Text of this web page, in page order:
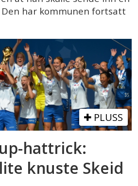
Den har kommunen fortsatt
PLUSS
hattrick:
knuste Skeid